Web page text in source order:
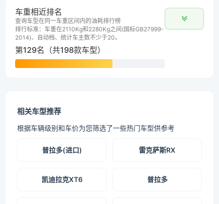
车重相近排名
查询车型在同一车重区间内的油耗排行榜
排行标准：车重在2110Kg和2280Kg之间(国标GB27999-
2014)、自动档、统计车主数不少于20。
第129名（共198款车型）
相关车型推荐
根据车辆级别和车价为您筛选了一些热门车型供参考
普拉多(进口) 雷克萨斯RX
凯迪拉克XT6 普拉多